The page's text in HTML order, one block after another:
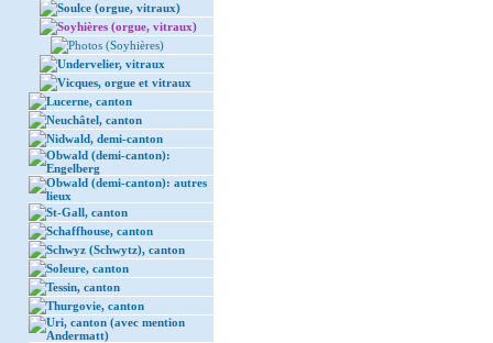
Soulce (orgue, vitraux)
Soyhières (orgue, vitraux)
Photos (Soyhières)
Undervelier, vitraux
Vicques, orgue et vitraux
Lucerne, canton
Neuchâtel, canton
Nidwald, demi-canton
Obwald (demi-canton):
Engelberg
Obwald (demi-canton): autres
lieux
St-Gall, canton
Schaffhouse, canton
Schwyz (Schwytz), canton
Soleure, canton
Tessin, canton
Thurgovie, canton
Uri, canton (avec mention
Andermatt)